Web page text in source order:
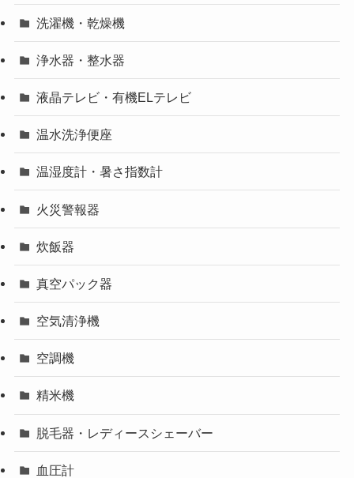
洗濯機・乾燥機
浄水器・整水器
液晶テレビ・有機ELテレビ
温水洗浄便座
温湿度計・暑さ指数計
火災警報器
炊飯器
真空パック器
空気清浄機
空調機
精米機
脱毛器・レディースシェーバー
血圧計